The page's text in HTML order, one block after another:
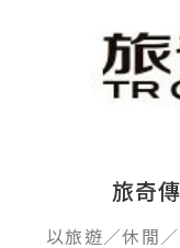
旅奇
以旅遊／休閒